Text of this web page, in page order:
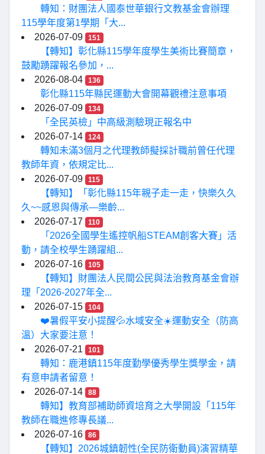
轉知：財團法人國泰世華銀行文教基金會辦理
115學年度第1學期「大...
2026-07-09
151
【轉知】彰化縣115學年度學生美術比賽簡章，
鼓勵踴躍報名參加，...
2026-08-04
136
彰化縣115年縣民運動大會開幕觀禮注意事項
2026-07-09
134
「全民英檢」中高級測驗現正報名中
2026-07-14
124
轉知未滿3個月之代理教師擬採計職前曾任代理
教師年資，依規定比...
2026-07-09
115
【轉知】「彰化縣115年親子走一走，快樂久久
久~~感恩與傳承—樂齡...
2026-07-17
110
「2026全國學生遙控帆船STEAM創客大賽」活
動，請全校學生踴躍組...
2026-07-16
105
【轉知】財團法人民間公民與法治教育基金會辦
理「2026-2027年全...
2026-07-15
104
❤️暑假平安小提醒💦水域安全☀️運動安全（防高
溫）大家要注意！
2026-07-21
101
轉知：鹿港鎮115年度勤學優秀學生獎學金，請
有意申請者留意！
2026-07-14
88
轉知】教育部補助師資培育之大學開設「115年
教師在職進修專長議...
2026-07-16
86
【轉知】2026城鎮韌性(全民防衛動員)演習精華